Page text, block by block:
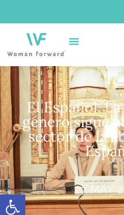
Abrir barra de herramientas
El Español.
género sigue
sector de la
27 MAY